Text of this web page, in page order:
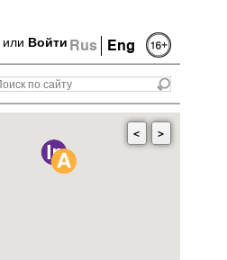
Rus Eng
или Войти
< >